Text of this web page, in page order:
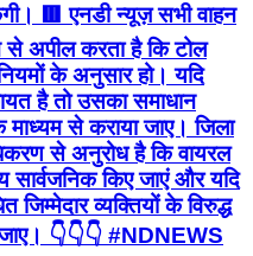
🟥 एनडी न्यूज़ सभी वाहन
अपील करता है कि टोल
नियमों के अनुसार हो। यदि
है तो उसका समाधान
से कराया जाए। जिला
से अनुरोध है कि वायरल
सार्वजनिक किए जाएं और यदि
जिम्मेदार व्यक्तियों के विरुद्ध
जाए। 👇👇👇 #NDNEWS